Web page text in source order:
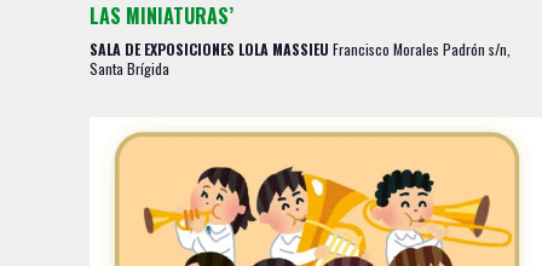
LAS MINIATURAS’
SALA DE EXPOSICIONES LOLA MASSIEU Francisco Morales Padrón s/n,
Santa Brígida